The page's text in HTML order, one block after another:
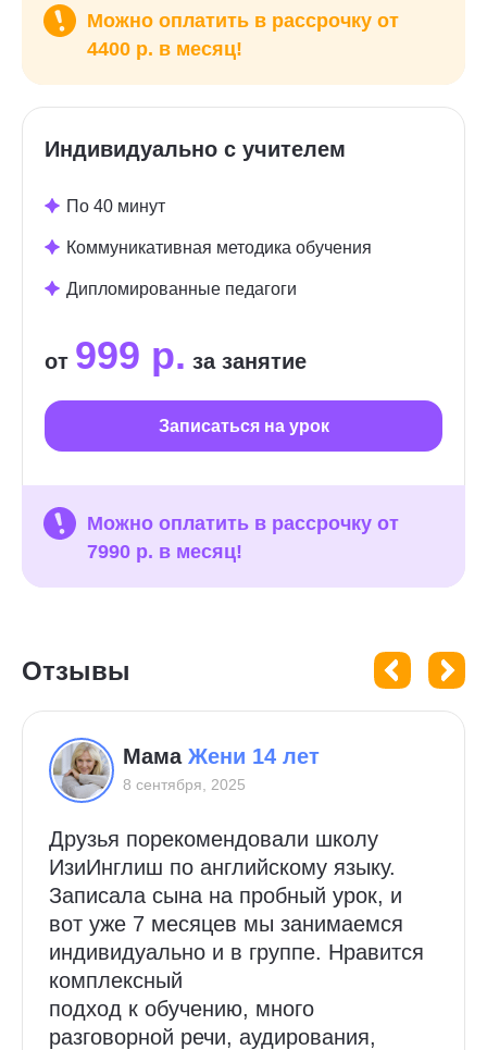
Можно оплатить в рассрочку от
4400 р. в месяц!
Индивидуально с учителем
По 40 минут
Коммуникативная методика обучения
Дипломированные педагоги
от 999 р. за занятие
Записаться на урок
Можно оплатить в рассрочку от
7990 р. в месяц!
Отзывы
Мама Жени 14 лет
8 сентября, 2025
Друзья порекомендовали школу
ИзиИнглиш по английскому языку.
Записала сына на пробный урок, и
вот уже 7 месяцев мы занимаемся
индивидуально и в группе. Нравится
комплексный
подход к обучению, много
разговорной речи, аудирования,